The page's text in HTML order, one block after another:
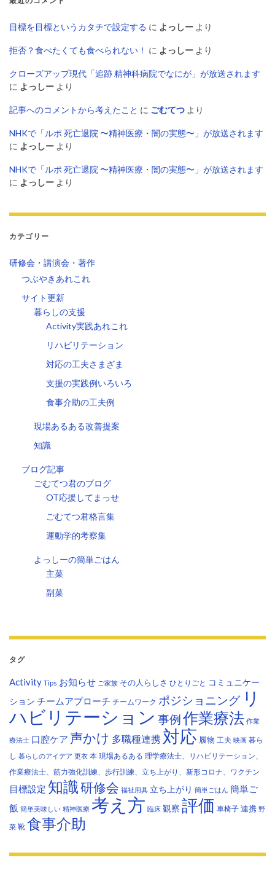
目標を目標というカタチで設定する に よっしー より
拒否？食べたくても食べられない！ に よっしー より
クローズアップ現代「追跡 精神科病院でなにが」が放送されます
に よっしー より
記事へのコメントから考えたこと に ごむてつ より
NHKで「ルポ 死亡退院 〜精神医療・闇の実態〜」が放送されます
に よっしー より
NHKで「ルポ 死亡退院 〜精神医療・闇の実態〜」が放送されます
に よっしー より
カテゴリー
研修会・講演会・著作
つぶやきあれこれ
サイト更新
暮らしの支援
Activity実践あれこれ
リハビリテーション
対応の工夫さまざま
支援の実践例いろいろ
食事介助の工夫例
現場あるある改善提案
知識
ブログ記事
ごむてつ君のブログ
OT応援してまっせ
ごむてつ君格言集
運動学的考察集
よっしーの簡単ごはん
主菜
副菜
タグ
Activity Tips お知らせ ご家族 その人らしさ ひとりごと コミュニケー
ション チームアプローチ チームワーク ポジショニング リ
ハビリテーション 事例作業療法 作業
療法士 口腔ケア 声かけ 多職種連携 対応 履物 工夫 映画 暮ら
し 暮らしのアイデア 更衣 本 現場あるある 理学療法士、リハビリテーション、
作業療法士、筋力強化訓練、歩行訓練、立ち上がり、新形コロナ、ワクチン
目標設定 知識研修会 福祉用具 立ち上がり 簡単ごはん 簡単ご
飯 簡単美味しい 精神医療 考え方 臨床 観察 評価 車椅子 連携 野
菜 靴 食事介助